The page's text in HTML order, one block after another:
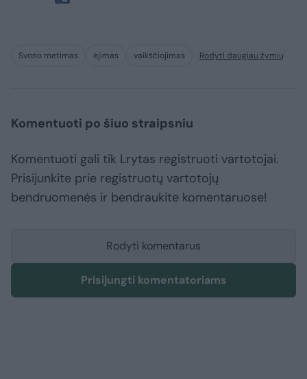
Svorio metimas ėjimas vaikščiojimas Rodyti daugiau žymių
Komentuoti po šiuo straipsniu
Komentuoti gali tik Lrytas registruoti vartotojai.
Prisijunkite prie registruotų vartotojų
bendruomenės ir bendraukite komentaruose!
Rodyti komentarus
Prisijungti komentatoriams